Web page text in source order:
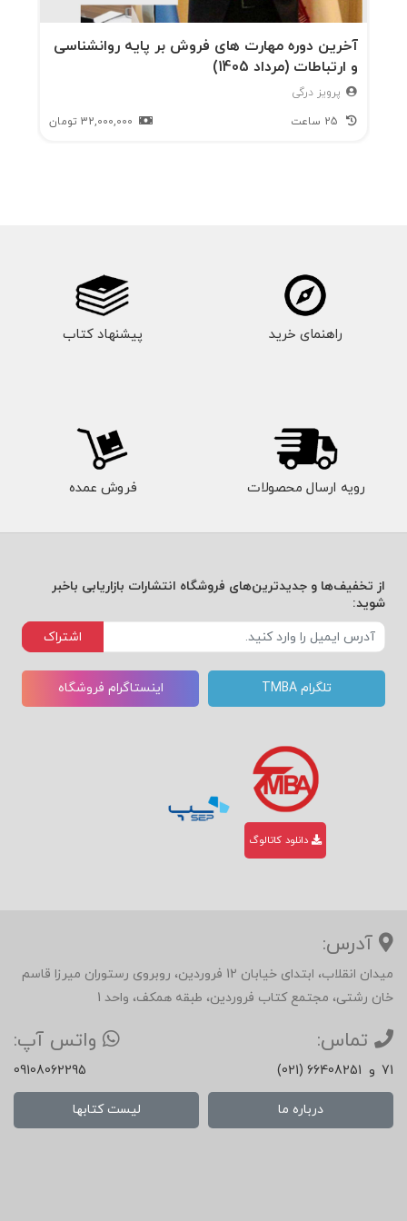
آخرین دوره مهارت های فروش بر پایه روانشناسی
و ارتباطات (مرداد 1405)
پرویز درگی
32,000,000 تومان
راهنمای خرید پیشنهاد کتاب
رویه ارسال محصولات فروش عمده
از تخفیف‌ها و جدیدترین‌های فروشگاه انتشارات بازاریابی باخبر
شوید:
اشتراک
تلگرام TMBA اینستاگرام فروشگاه
دانلود کاتالوگ
آدرس:
میدان انقلاب، ابتدای خیابان 12 فروردین، روبروی رستوران میرزا قاسم
خان رشتی، مجتمع کتاب فروردین، طبقه همکف، واحد 1
تماس:
(021) 66408251 و 71
واتس آپ:
09108062295
درباره ما لیست کتابها